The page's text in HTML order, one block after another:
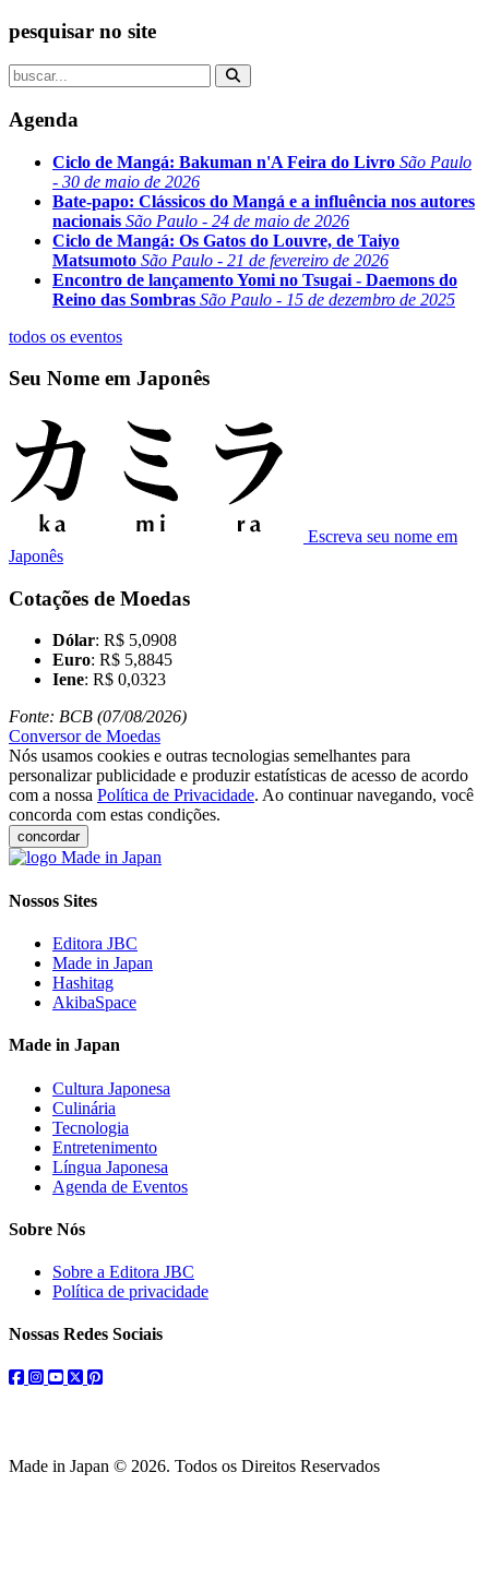
pesquisar no site
Agenda
Ciclo de Mangá: Bakuman n'A Feira do Livro São Paulo
- 30 de maio de 2026
Bate-papo: Clássicos do Mangá e a influência nos autores
nacionais São Paulo - 24 de maio de 2026
Ciclo de Mangá: Os Gatos do Louvre, de Taiyo
Matsumoto São Paulo - 21 de fevereiro de 2026
Encontro de lançamento Yomi no Tsugai - Daemons do
Reino das Sombras São Paulo - 15 de dezembro de 2025
todos os eventos
Seu Nome em Japonês
Escreva seu nome em
Japonês
Cotações de Moedas
Dólar: R$ 5,0908
Euro: R$ 5,8845
Iene: R$ 0,0323
Fonte: BCB (07/08/2026)
Conversor de Moedas
Nós usamos cookies e outras tecnologias semelhantes para
personalizar publicidade e produzir estatísticas de acesso de acordo
com a nossa Política de Privacidade. Ao continuar navegando, você
concorda com estas condições.
concordar
Nossos Sites
Editora JBC
Made in Japan
Hashitag
AkibaSpace
Made in Japan
Cultura Japonesa
Culinária
Tecnologia
Entretenimento
Língua Japonesa
Agenda de Eventos
Sobre Nós
Sobre a Editora JBC
Política de privacidade
Nossas Redes Sociais
facebook
instagram
youtube
twitterpinterest
Made in Japan © 2026. Todos os Direitos Reservados